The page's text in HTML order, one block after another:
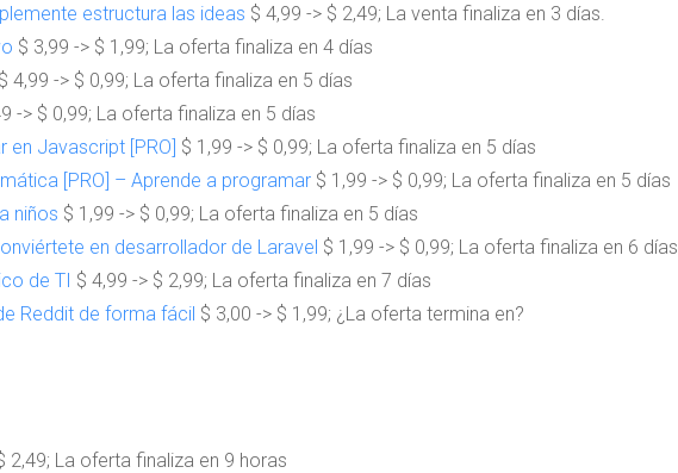
estructura las ideas $ 4,99 -> $ 2,49; La venta finaliza en 3 días.
$ 3,99 -> $ 1,99; La oferta finaliza en 4 días
$ 4,99 -> $ 0,99; La oferta finaliza en 5 días
-> $ 0,99; La oferta finaliza en 5 días
en Javascript [PRO] $ 1,99 -> $ 0,99; La oferta finaliza en 5 días
[PRO] – Aprende a programar $ 1,99 -> $ 0,99; La oferta finaliza en 5 días
niños $ 1,99 -> $ 0,99; La oferta finaliza en 5 días
en desarrollador de Laravel $ 1,99 -> $ 0,99; La oferta finaliza en 6 días
de TI $ 4,99 -> $ 2,99; La oferta finaliza en 7 días
Reddit de forma fácil $ 3,00 -> $ 1,99; ¿La oferta termina en?
2,49; La oferta finaliza en 9 horas